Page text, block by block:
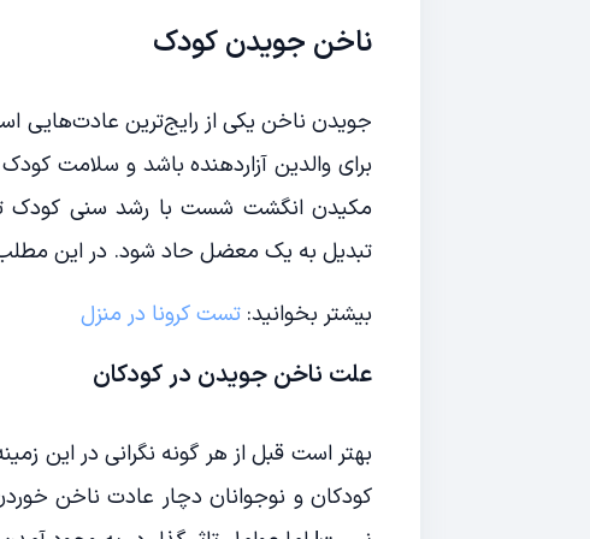
ناخن جویدن کودک
جویدن ناخن یکی از رایج‌ترین عادت‌هایی
برای والدین آزاردهنده باشد و سلامت
مکیدن انگشت شست با رشد سنی کودک
تبدیل به یک معضل حاد شود. در این مطلب
بیشتر بخوانید: تست کرونا در منزل
علت ناخن جویدن در کودکان
کودکان و نوجوانان دچار عادت ناخن